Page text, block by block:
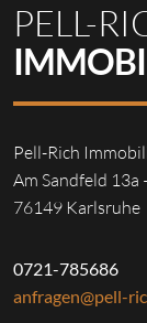
PELL-
Pell-Rich
Am Sandfeld 13a
76149 Karlsruhe
0721-785686
anfragen@pell-